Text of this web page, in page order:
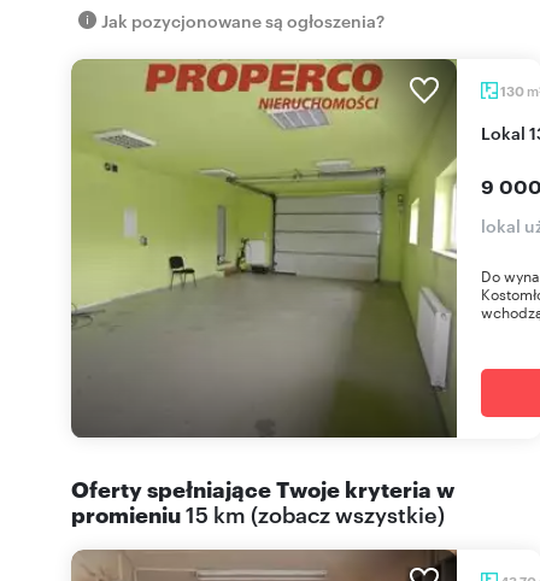
Jak pozycjonowane są ogłoszenia?
130 m
Lokal
9
lokal
Do
Oferty spełniające Twoje kryteria w
promieniu15 km (zobacz wszystkie)